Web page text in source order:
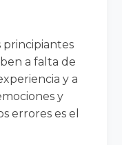
principiantes
a falta de
y a
y
errores es el